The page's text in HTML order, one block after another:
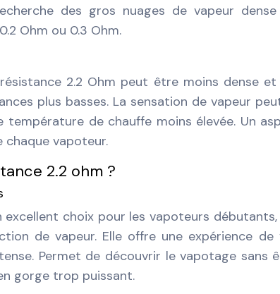
des gros nuages de vapeur
Ohm ou 0.3 Ohm.
2.2 Ohm peut être moins dense
plus basses. La sensation de vapeur
température de chauffe moins élevée. Un
chaque vapoteur.
2.2 ohm ?
excellent choix pour les vapoteurs
de vapeur. Elle offre une expérience
Permet de découvrir le vapotage sans
gorge trop puissant.